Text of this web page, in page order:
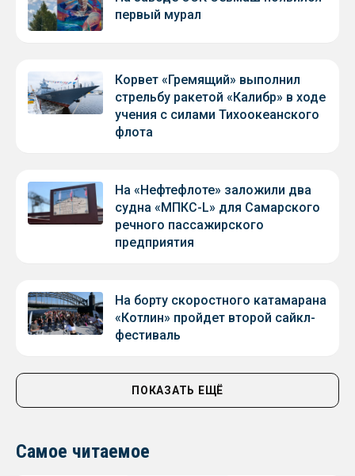
первый мурал
Корвет «Гремящий» выполнил
стрельбу ракетой «Калибр» в ходе
учения с силами Тихоокеанского
флота
На «Нефтефлоте» заложили два
судна «МПКС-L» для Самарского
речного пассажирского
предприятия
На борту скоростного катамарана
«Котлин» пройдет второй сайкл-
фестиваль
ПОКАЗАТЬ ЕЩЁ
Самое читаемое